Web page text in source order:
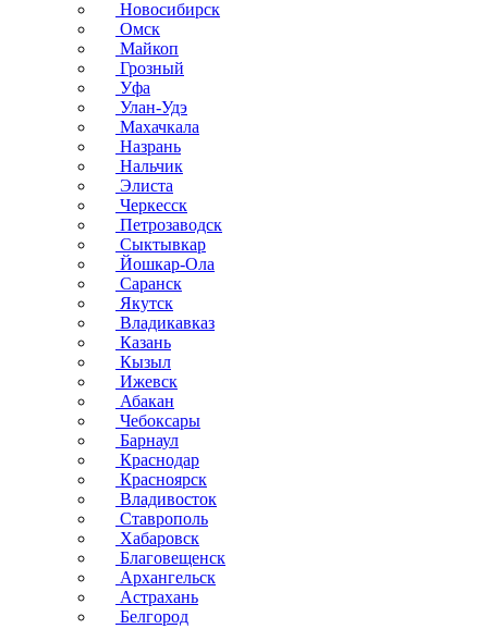
Новосибирск
Омск
Майкоп
Грозный
Уфа
Улан-Удэ
Махачкала
Назрань
Нальчик
Элиста
Черкесск
Петрозаводск
Сыктывкар
Йошкар-Ола
Саранск
Якутск
Владикавказ
Казань
Кызыл
Ижевск
Абакан
Чебоксары
Барнаул
Краснодар
Красноярск
Владивосток
Ставрополь
Хабаровск
Благовещенск
Архангельск
Астрахань
Белгород